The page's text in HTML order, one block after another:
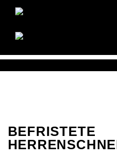
BEFRISTETE